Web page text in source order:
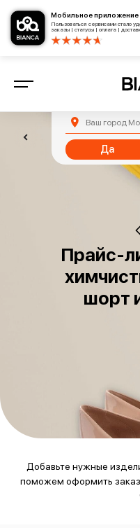
Мобильное приложение
Пользоваться сервисами стало
заказы | статусы | оплата |
Ваш город
Да
Прайс-
шорт
Добавьте нужные
поможем оформить